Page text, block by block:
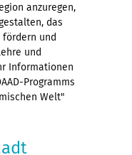
anzuregen,
das
und
und
Informationen
Programms
Welt"